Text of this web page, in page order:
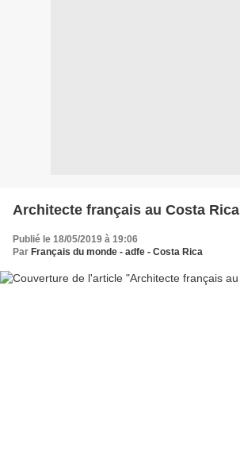
Architecte français au Costa Rica
Publié le 18/05/2019 à 19:06
Par Français du monde - adfe - Costa Rica